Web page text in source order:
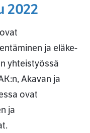
2022
ja eläke-
yhteistyössä
Akavan ja
ovat
ja